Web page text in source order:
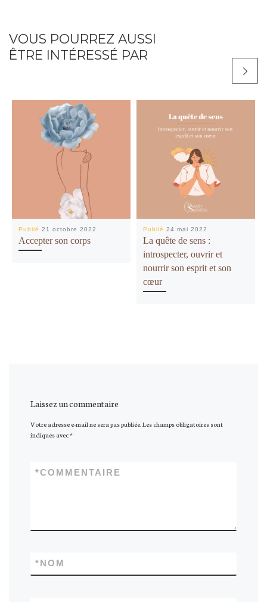
VOUS POURREZ AUSSI
ÊTRE INTÉRESSÉ PAR
Publié21 octobre 2022
Accepter son corps
Publié24 mai 2022
La quête de sens :
introspecter, ouvrir et
nourrir son esprit et son
cœur
Laissez un commentaire
Votre adresse e-mail ne sera pas publiée.Les champs obligatoires sont
indiqués avec*
COMMENTAIRE
*
NOM
*